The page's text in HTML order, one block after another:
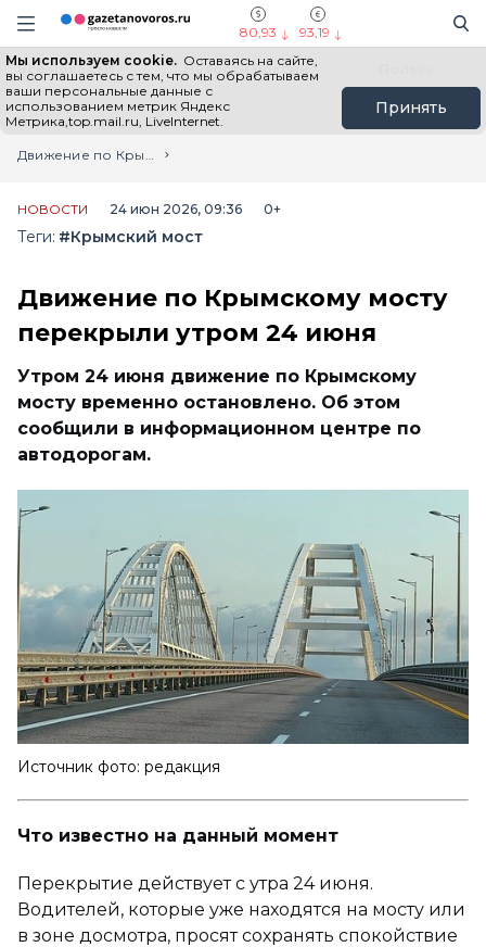
Информационный портал "ГазетаНоворос.ру"
Навигация сайта
80,93 93,19
Мы используем cookie. Оставаясь на сайте,
вы соглашаетесь с тем, что мы обрабатываем
ваши персональные данные с
использованием метрик Яндекс
Метрика,top.mail.ru, LiveInternet.
Принять
Все новости Новости России
Главная
Лента новостей
Движение по Крымскому мосту перекрыли утром 24 июня
НОВОСТИ 24 июн 2026, 09:36 0+
Теги: #Крымский мост
Движение по Крымскому мосту
перекрыли утром 24 июня
Утром 24 июня движение по Крымскому
мосту временно остановлено. Об этом
сообщили в информационном центре по
автодорогам.
Источник фото: редакция
Что известно на данный момент
Перекрытие действует с утра 24 июня.
Водителей, которые уже находятся на мосту или
в зоне досмотра, просят сохранять спокойствие